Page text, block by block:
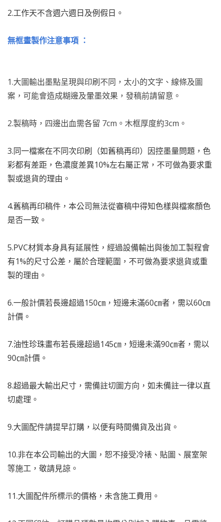
2.工作天不含週六週日及例假日。
無框畫製作注意事項 ：
1.大圖輸出墨點呈現與印刷不同，太小的文字、線條及圖
案，可能會造成糊邊及暈墨效果，發稿前請留意。
2.製稿時，四邊出血需各留 7cm。木框厚度約3cm。
3.同一檔案在不同次印刷（如舊稿再印）因控墨量問題，色
彩都有差距，色濃度差異10%左右屬正常，不可做為要求重
製或退貨的理由。
4.舊稿再印稿件，本公司無法從審稿中得知色樣與檔案顏色
是否一致。
5.PVC材質本身具有延展性，經過設備輸出與後加工製程會
有1%的尺寸公差，屬於合理範圍，不可做為要求退貨或重
製的理由。
6.一般計價若長邊超過150㎝，短邊未滿60㎝者，需以60㎝
計價。
7.油性珍珠畫布若長邊超過145㎝，短邊未滿90㎝者，需以
90㎝計價。
8.超過最大輸出尺寸，需備註切圖方向，如未備註一律以直
切處理。
9.大圖配件請提早訂購，以便有時間備貨及出貨。
10.非在本公司輸出的大圖，恕不接受冷裱、貼圖、展室架
等施工，敬請見諒。
11.大圖配件所標示的價格，未含施工費用。